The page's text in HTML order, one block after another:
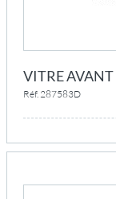
VITRE AVANT
Réf. 287583D